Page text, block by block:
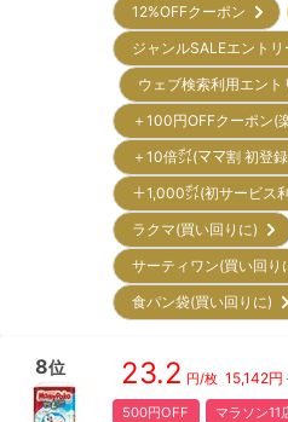
12%OFFクーポン
ジャンルSALEエント
ウェブ検索利用エン
＋100円OFFクーポン
＋10倍㌽(ママ割 初登
＋1,000㌽(初サービ
ラクマ(買い回りに)
サーティワン(買い回
食パン袋(買い回りに)
8位 23.2 円/枚 15,142円
500円OFF
マラソン11